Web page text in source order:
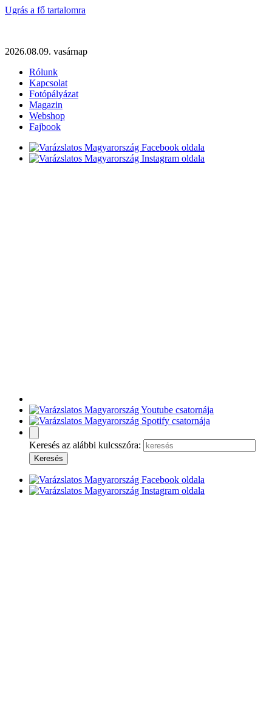
Ugrás a fő tartalomra
2026.08.09. vasárnap
Rólunk
Kapcsolat
Fotópályázat
Magazin
Webshop
Fajbook
Keresés az alábbi kulcsszóra: